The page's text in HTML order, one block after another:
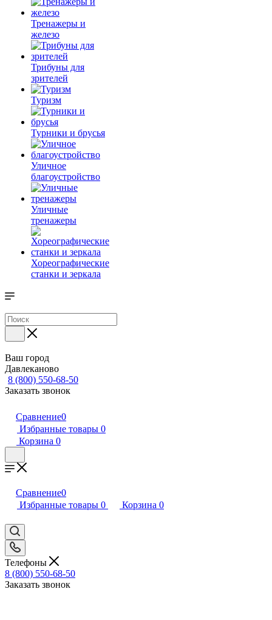
Тренажеры и
железо
Трибуны для
зрителей
Туризм
Турники и брусья
Уличное
благоустройство
Уличные
тренажеры
Хореографические
станки и зеркала
Ваш город
Давлеканово
8 (800) 550-68-50
Заказать звонок
Сравнение0
Избранные товары 0
Корзина 0
Сравнение0
Избранные товары 0 Корзина 0
Телефоны
8 (800) 550-68-50
Заказать звонок